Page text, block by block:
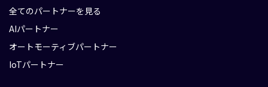
全てのパートナーを見る
AIパートナー
オートモーティブパートナー
IoTパートナー